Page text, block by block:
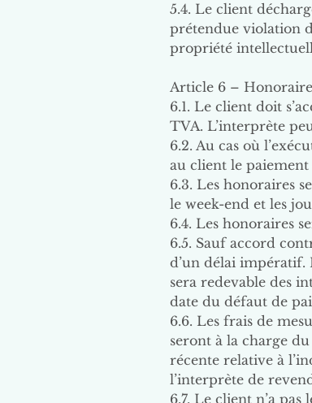
5.4. Le client
prétendue violation
propriété
Article 6 –
6.1. Le client doit
TVA. L’interprète
6.2. Au cas où
au client le paiement
6.3. Les honoraires
le week-end et les
6.4. Les honoraires
6.5. Sauf accord
d’un délai impératif.
sera redevable des
date du défaut de
6.6. Les frais de
seront à la charge
récente relative à
l’interprète de
6.7. Le client n’a